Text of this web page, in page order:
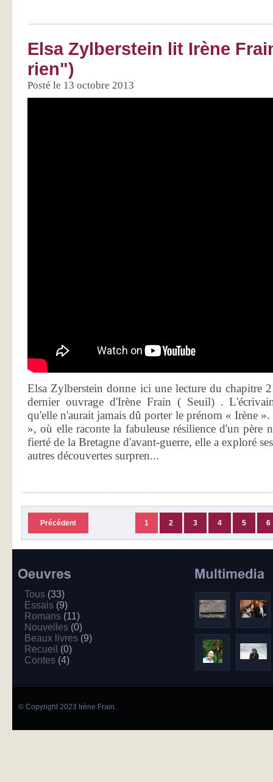
Elsa Zylberstein lit Irène
rien")
Posté le 13 octobre 2013
Elsa Zylberstein donne ici une lecture du chapitre
dernier ouvrage d'Irène Frain ( Seuil) .
qu'elle n'aurait jamais dû porter le prénom « Irène
», où elle raconte la fabuleuse résilience d'un père
fierté de la Bretagne d'avant-guerre, elle a exploré
autres découvertes surpren...
Précédent 1 2 3 4 5 6
Tous (33)
Essais (9)
Romans (11)
Nouvelles (0)
Beaux livres (9)
Recueil (0)
Contes (4)
© Copyright 2023 Irène Frain.